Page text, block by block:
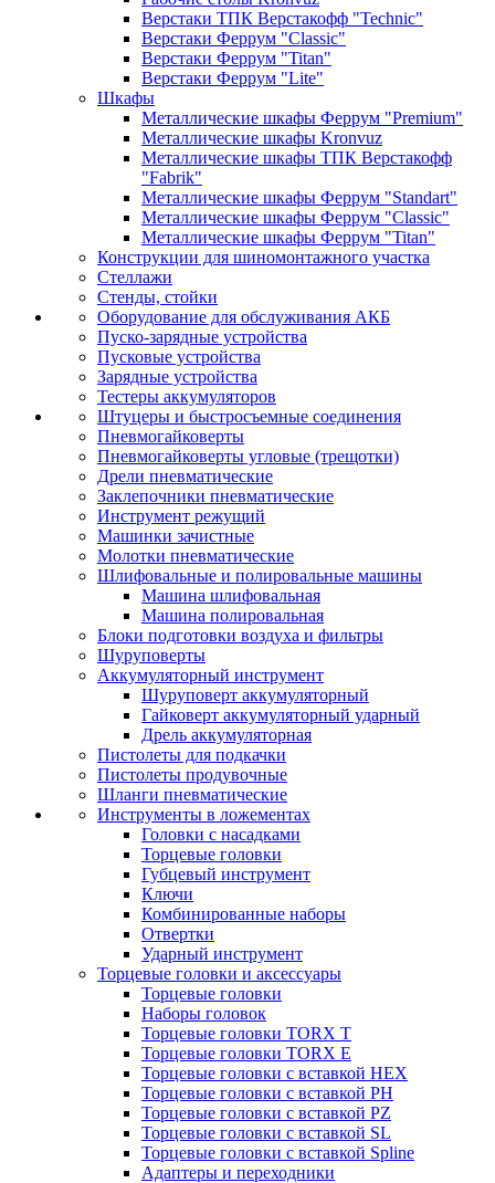
Верстаки ТПК Верстакофф "Technic"
Верстаки Феррум "Classic"
Верстаки Феррум "Titan"
Верстаки Феррум "Lite"
Шкафы
Металлические шкафы Феррум "Premium"
Металлические шкафы Kronvuz
Металлические шкафы ТПК Верстакофф
"Fabrik"
Металлические шкафы Феррум "Standart"
Металлические шкафы Феррум "Classic"
Металлические шкафы Феррум "Titan"
Конструкции для шиномонтажного участка
Стеллажи
Стенды, стойки
Оборудование для обслуживания АКБ
Пуско-зарядные устройства
Пусковые устройства
Зарядные устройства
Тестеры аккумуляторов
Штуцеры и быстросъемные соединения
Пневмогайковерты
Пневмогайковерты угловые (трещотки)
Дрели пневматические
Заклепочники пневматические
Инструмент режущий
Машинки зачистные
Молотки пневматические
Шлифовальные и полировальные машины
Машина шлифовальная
Машина полировальная
Блоки подготовки воздуха и фильтры
Шуруповерты
Аккумуляторный инструмент
Шуруповерт аккумуляторный
Гайковерт аккумуляторный ударный
Дрель аккумуляторная
Пистолеты для подкачки
Пистолеты продувочные
Шланги пневматические
Инструменты в ложементах
Головки с насадками
Торцевые головки
Губцевый инструмент
Ключи
Комбинированные наборы
Отвертки
Ударный инструмент
Торцевые головки и аксессуары
Торцевые головки
Наборы головок
Торцевые головки TORX T
Торцевые головки TORX Е
Торцевые головки с вставкой HEX
Торцевые головки с вставкой PH
Торцевые головки с вставкой PZ
Торцевые головки с вставкой SL
Торцевые головки с вставкой Spline
Адаптеры и переходники